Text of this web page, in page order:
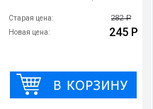
Старая цена: 282 Р
Новая цена: 245 Р